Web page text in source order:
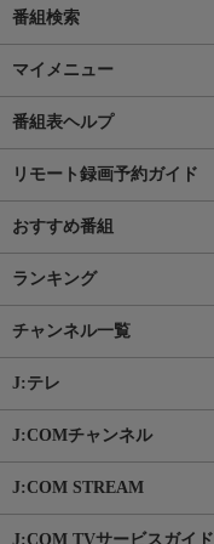
番組検索
マイメニュー
番組表ヘルプ
リモート録画予約ガイド
おすすめ番組
ランキング
チャンネル一覧
J:テレ
J:COMチャンネル
J:COM STREAM
J:COM TVサービスガイド